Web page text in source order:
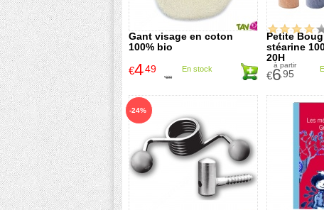
Gant visage en coton
100% bio
€6.90
€4 .49 En stock
Petite
stéarine
20H
à partir
€6.95
-24%